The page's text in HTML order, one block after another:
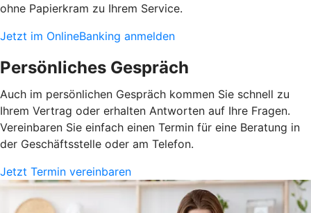
ohne Papierkram zu Ihrem Service.
Jetzt im OnlineBanking anmelden
Persönliches Gespräch
Auch im persönlichen Gespräch kommen Sie schnell zu
Ihrem Vertrag oder erhalten Antworten auf Ihre Fragen.
Vereinbaren Sie einfach einen Termin für eine Beratung in
der Geschäftsstelle oder am Telefon.
Jetzt Termin vereinbaren